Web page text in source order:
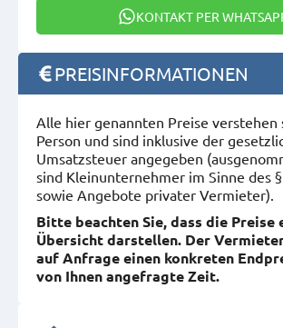
KONTAKT PER
PREISINFORMATIONEN
Alle hier genannten Preise verstehen
Person und sind inklusive der
Umsatzsteuer angegeben
sind Kleinunternehmer im Sinne des
sowie Angebote privater Vermieter).
Bitte beachten Sie, dass die Preise
Übersicht darstellen. Der
auf Anfrage einen konkreten
von Ihnen angefragte Zeit.